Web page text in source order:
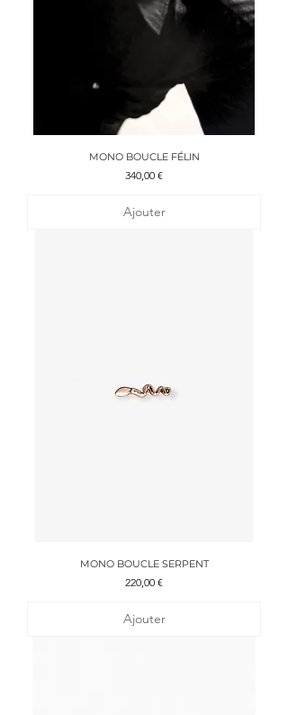
MONO BOUCLE FÉLIN
Prix
340,00 €
Ajouter
MONO BOUCLE SERPENT
Prix
220,00 €
Ajouter